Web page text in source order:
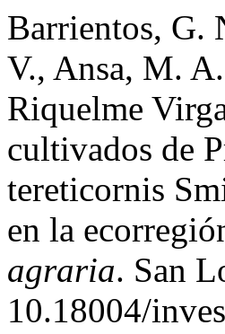
Barrientos, G.
V., Ansa, M.
Riquelme
cultivados de
tereticornis
en la
agraria. San
10.18004/